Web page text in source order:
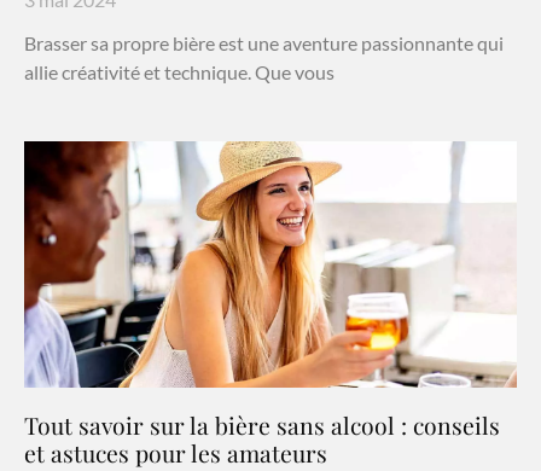
Brasser sa propre bière est une aventure passionnante qui
allie créativité et technique. Que vous
Tout savoir sur la bière sans alcool : conseils
et astuces pour les amateurs